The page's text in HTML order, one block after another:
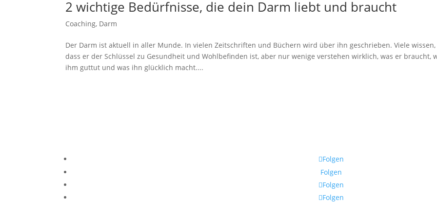
2 wichtige Bedürfnisse, die dein Darm liebt und braucht
Coaching, Darm
Der Darm ist aktuell in aller Munde. In vielen Zeitschriften und Büchern wird über ihn geschrieben. Viele wissen,
dass er der Schlüssel zu Gesundheit und Wohlbefinden ist, aber nur wenige verstehen wirklich, was er braucht,
ihm guttut und was ihn glücklich macht....
Folgen
Folgen
Folgen
Folgen